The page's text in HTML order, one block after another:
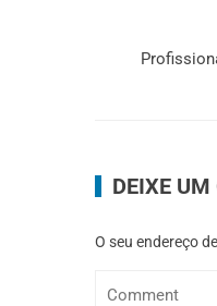
DEIXE
O seu endereço